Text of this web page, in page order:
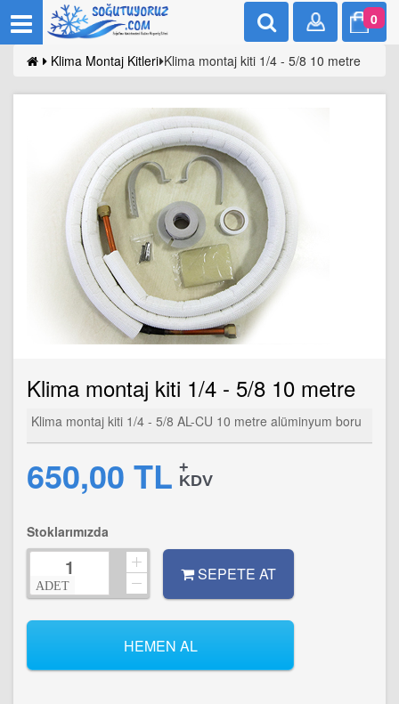
0
Klima Montaj Kitleri Klima montaj kiti 1/4 - 5/8 10 metre
Klima montaj kiti 1/4 - 5/8 10 metre
Klima montaj kiti 1/4 - 5/8 AL-CU 10 metre alüminyum boru
650,00 TL +
KDV
Stoklarımızda
ADET
SEPETE AT
HEMEN AL